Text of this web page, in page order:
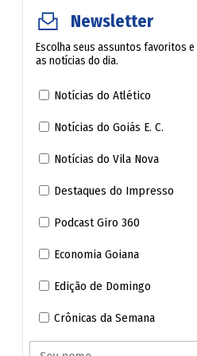
Não custa tentar
Além de ter convidado José
(MDB) para disputar o Senado
Newsletter
Escolha seus assuntos favoritos
as notícias do dia.
Notícias do Atlético
Notícias do Goiás E. C.
Notícias do Vila Nova
Destaques do Impresso
Podcast Giro 360
Economia Goiana
Edição de Domingo
Crônicas da Semana